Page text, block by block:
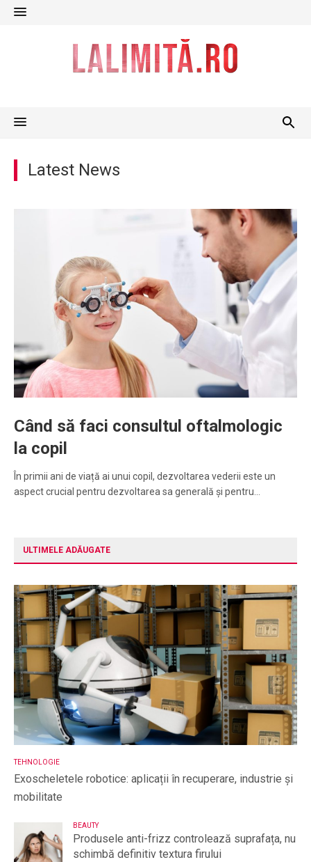
Skip
Latest News
Când să faci consultul oftalmologic
la copil
În primii ani de viață ai unui copil, dezvoltarea vederii este un
aspect crucial pentru dezvoltarea sa generală și pentru…
ULTIMELE ADĂUGATE
TEHNOLOGIE
Exoscheletele robotice: aplicații în recuperare, industrie și
mobilitate
BEAUTY
Produsele anti-frizz controlează suprafața, nu
schimbă definitiv textura firului